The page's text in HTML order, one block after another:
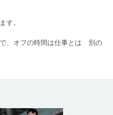
す。
、オフの時間は仕事とは 別の